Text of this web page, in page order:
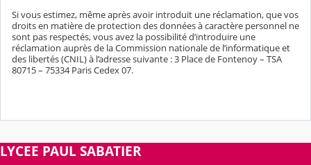
Si vous estimez, même après avoir introduit une réclamation, que vos
droits en matière de protection des données à caractère personnel ne
sont pas respectés, vous avez la possibilité d’introduire une
réclamation auprès de la Commission nationale de l’informatique et
des libertés (CNIL) à l’adresse suivante : 3 Place de Fontenoy – TSA
80715 – 75334 Paris Cedex 07.
LYCEE PAUL SABATIER